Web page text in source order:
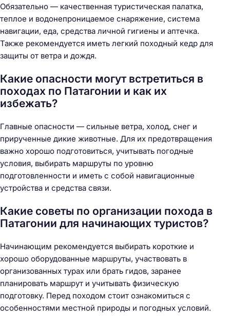
Обязательно — качественная туристическая палатка,
теплое и водонепроницаемое снаряжение, система
навигации, еда, средства личной гигиены и аптечка.
Также рекомендуется иметь легкий походный кедр для
защиты от ветра и дождя.
Какие опасности могут встретиться в
походах по Патагонии и как их
избежать?
Главные опасности — сильные ветра, холод, снег и
прирученные дикие животные. Для их предотвращения
важно хорошо подготовиться, учитывать погодные
условия, выбирать маршруты по уровню
подготовленности и иметь с собой навигационные
устройства и средства связи.
Какие советы по организации похода в
Патагонии для начинающих туристов?
Начинающим рекомендуется выбирать короткие и
хорошо оборудованные маршруты, участвовать в
организованных турах или брать гидов, заранее
планировать маршрут и учитывать физическую
подготовку. Перед походом стоит ознакомиться с
особенностями местной природы и погодных условий.